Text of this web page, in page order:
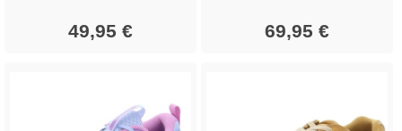
49,95 € 69,95 €